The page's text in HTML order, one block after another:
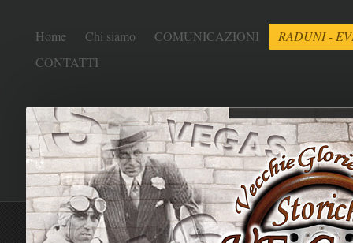
Home Chi siamo COMUNICAZIONI
RADUNI -
CONTATTI